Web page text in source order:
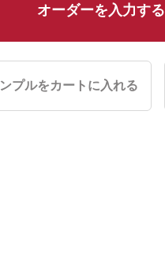
オーダーを入力する
プルをカートに入れる